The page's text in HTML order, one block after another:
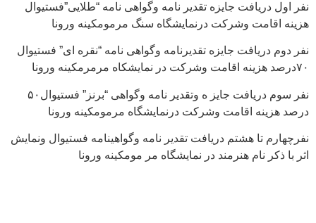
نفر اول دریافت جایزه تقدیر نامه وگواهی نامه “طلایی”فستیوال
هزینه اقامت وشرکت درنمایشگاه سنگ مرمومکینه ورونا
نفر دوم دریافت جایزه تقدیرنامه وگواهی نامه “نقره ای” فستیوال
۷۰درصد هزینه اقامت وشرکت در نمایشکاه مرمرمکینه ورونا
نفر سوم دریافت جایز ه وتقدیر نامه وگواهی “برنز” فستیوال۵۰
درصد هزینه اقامت وشرکت درنمایشگاه مرمومکینه ورونا
نفرچهارم تا هشتم دریافت تقدیر نامه وگواهینامه فستیوال ونمایش
اثر با ذکر نام هنرمند در نمایشگاه مر مومکینه ورونا